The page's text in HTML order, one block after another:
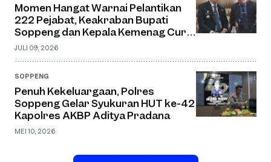
Momen Hangat Warnai Pelantikan
222 Pejabat, Keakraban Bupati
Soppeng dan Kepala Kemenag Curi
Perhatian
JULI 09, 2026
SOPPENG
Penuh Kekeluargaan, Polres
Soppeng Gelar Syukuran HUT ke-42
Kapolres AKBP Aditya Pradana
MEI 10, 2026